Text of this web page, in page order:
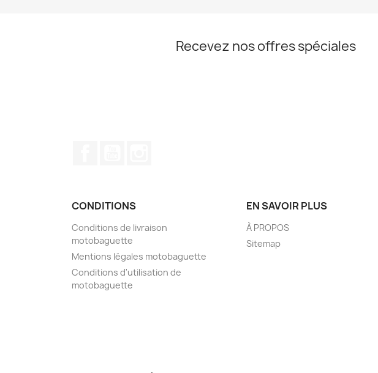
Recevez nos offres spéciales
CONDITIONS
Conditions de livraison
motobaguette
Mentions légales motobaguette
Conditions d'utilisation de
motobaguette
EN SAVOIR PLUS
À PROPOS
Sitemap